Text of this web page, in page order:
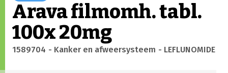
Arava filmomh. tabl.
100x 20mg
1589704 - Kanker en afweersysteem - LEFLUNOMIDE